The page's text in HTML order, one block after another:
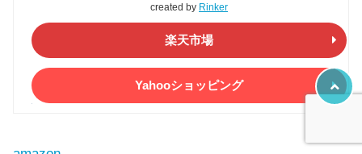
created by Rinker
楽天市場
Yahooショッピング